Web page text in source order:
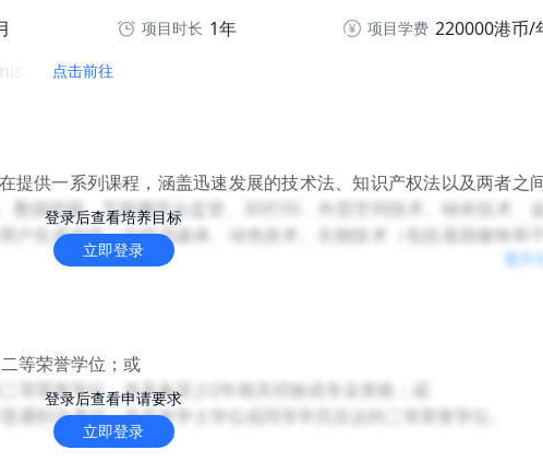
项目时长 1年 项目学费 220000港币/
点击前往
登录后查看培养目标
立即登录
提供一系列课程，涵盖迅速发展的技术法、知识产权法以及两者之
数据挖掘、互联网平台监管、3D打印、外层空间技术、纳米技术、
户生成内容、在线流媒体、绿色技术、生物技术（包括基因修饰和
保学生能够理解和分析该领域的当代法律问题。
展开
登录后查看申请要求
立即登录
等荣誉学位；或
等荣誉学位，并具备至少2年相关经验或专业资格；或
通职业考试，并具有学士学位或同等学历且达到二等荣誉学位。